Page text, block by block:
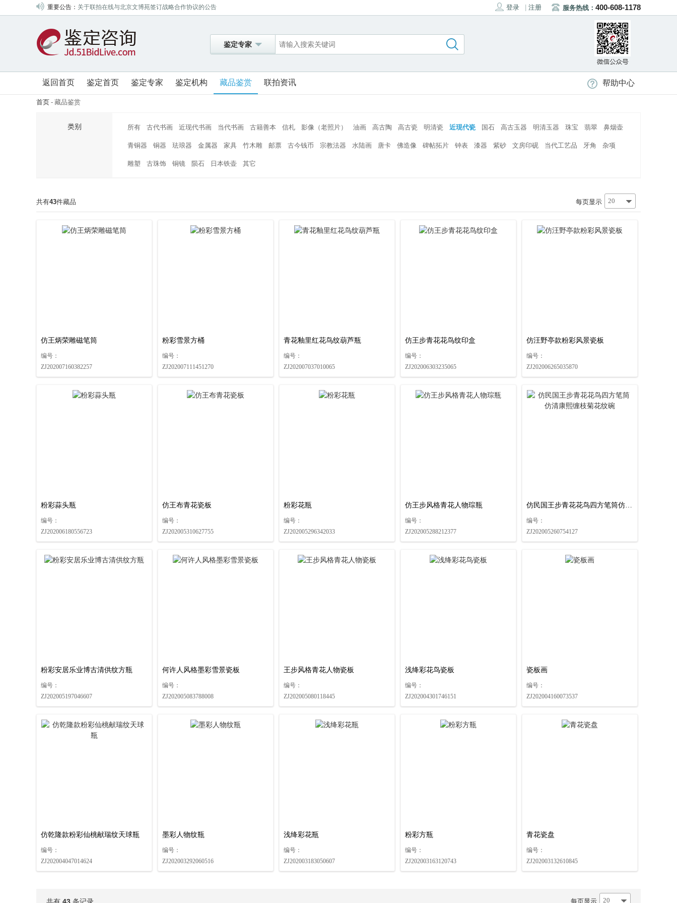
重要公告： 关于联拍在线与北京文博苑签订战略合作协议的公告
关于联拍在线与山东昆廷签订战略合作协议的公告
关于联拍在线与中鸿信签订战略合作协议的公告
关于联拍在线与四川梦虎签订战略合作协议的公告
关于联拍在线与山东翰德签订战略合作协议的公告
关于联拍在线与北京盈昌国际签订战略合作协议的公告
关于联拍在线与深圳大芬艺海签订战略合作协议的公告
关于联拍在线与北京盛世元典签订战略合作协议的公告
关于联拍在线与北京金仕德签订战略合作协议的公告
关于联拍在线与浙江汇通签订战略合作协议的公告
关于联拍在线与湖南嘉成签订战略合作协议的公告
登录 注册 服务热线： 400-608-1178
鉴定专家
返回首页 鉴定首页 鉴定专家 鉴定机构 藏品鉴赏 联拍资讯 帮助中心
首页 - 藏品鉴赏
类别 所有 古代书画 近现代书画 当代书画 古籍善本 信札 影像（老照片） 油画 高古陶 高古瓷 明清瓷 近现代瓷 国石 高古玉器 明清玉器 珠宝 翡翠 鼻烟壶
青铜器 铜器 珐琅器 金属器 家具 竹木雕 邮票 古今钱币 宗教法器 水陆画 唐卡 佛造像 碑帖拓片 钟表 漆器 紫砂 文房印砚 当代工艺品 牙角 杂项
雕塑 古珠饰 铜镜 陨石 日本铁壶 其它
共有43件藏品 20
每页显示
仿王炳荣雕磁笔筒
编号：
ZJ202007160382257
粉彩雪景方桶
编号：
ZJ202007111451270
青花釉里红花鸟纹葫芦瓶
编号：
ZJ202007037010065
仿王步青花花鸟纹印盒
编号：
ZJ202006303235065
仿汪野亭款粉彩风景瓷板
编号：
ZJ202006265035870
粉彩蒜头瓶
编号：
ZJ202006180556723
仿王布青花瓷板
编号：
ZJ202005310627755
粉彩花瓶
编号：
ZJ202005296342033
仿王步风格青花人物琮瓶
编号：
ZJ202005288212377
仿民国王步青花花鸟四方笔筒仿清康熙缠枝菊花纹碗
编号：
ZJ202005260754127
粉彩安居乐业博古清供纹方瓶
编号：
ZJ202005197046607
何许人风格墨彩雪景瓷板
编号：
ZJ202005083788008
王步风格青花人物瓷板
编号：
ZJ202005080118445
浅绛彩花鸟瓷板
编号：
ZJ202004301746151
瓷板画
编号：
ZJ202004160073537
仿乾隆款粉彩仙桃献瑞纹天球瓶
编号：
ZJ202004047014624
墨彩人物纹瓶
编号：
ZJ202003292060516
浅绛彩花瓶
编号：
ZJ202003183050607
粉彩方瓶
编号：
ZJ202003163120743
青花瓷盘
编号：
ZJ202003132610845
20
每页显示